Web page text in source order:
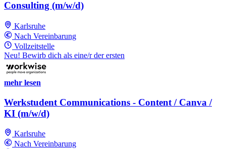
Consulting (m/w/d)
Karlsruhe
Nach Vereinbarung
Vollzeitstelle
Neu! Bewirb dich als eine/r der ersten
mehr lesen
Werkstudent Communications - Content / Canva /
KI (m/w/d)
Karlsruhe
Nach Vereinbarung